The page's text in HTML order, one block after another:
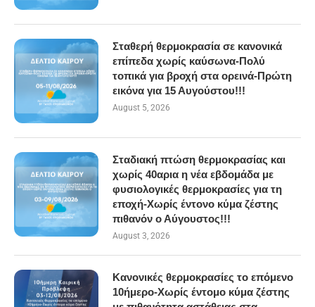
Σταθερή θερμοκρασία σε κανονικά
επίπεδα χωρίς καύσωνα-Πολύ
τοπικά για βροχή στα ορεινά-Πρώτη
εικόνα για 15 Αυγούστου!!!
August 5, 2026
Σταδιακή πτώση θερμοκρασίας και
χωρίς 40αρια η νέα εβδομάδα με
φυσιολογικές θερμοκρασίες για τη
εποχή-Χωρίς έντονο κύμα ζέστης
πιθανόν ο Αύγουστος!!!
August 3, 2026
Κανονικές θερμοκρασίες το επόμενο
10ήμερο-Χωρίς έντομο κύμα ζέστης